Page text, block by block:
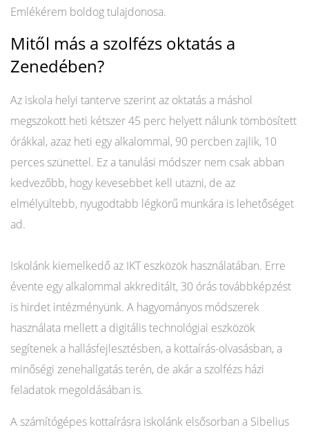
Emlékérem boldog tulajdonosa.
Mitől más a szolfézs oktatás a
Zenedében?
Az iskola helyi tanterve szerint az oktatás a máshol
megszokott heti kétszer 45 perc helyett nálunk tömbösített
órákkal, azaz heti egy alkalommal, 90 percben zajlik, 10
perces szünettel. Ez a tanulási módszer nem csak abban
kedvezőbb, hogy kevesebbet kell utazni, de az
elmélyültebb, nyugodtabb légkörű munkára is lehetőséget
ad.
Iskolánk kiemelkedő az IKT eszközök használatában. Erre
évente egy alkalommal akkreditált, 30 órás továbbképzést
is hirdet intézményünk. A hagyományos módszerek
használata mellett a digitális technológiai eszközök
segítenek a hallásfejlesztésben, a kottaírás-olvasásban, a
minőségi zenehallgatás terén, de akár a szolfézs házi
feladatok megoldásában is.
A számítógépes kottaírásra iskolánk elsősorban a Sibelius